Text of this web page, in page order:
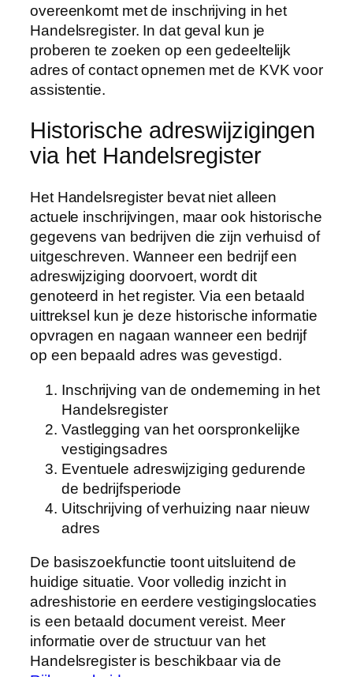
overeenkomt met de inschrijving in het
Handelsregister. In dat geval kun je
proberen te zoeken op een gedeeltelijk
adres of contact opnemen met de KVK voor
assistentie.
Historische adreswijzigingen
via het Handelsregister
Het Handelsregister bevat niet alleen
actuele inschrijvingen, maar ook historische
gegevens van bedrijven die zijn verhuisd of
uitgeschreven. Wanneer een bedrijf een
adreswijziging doorvoert, wordt dit
genoteerd in het register. Via een betaald
uittreksel kun je deze historische informatie
opvragen en nagaan wanneer een bedrijf
op een bepaald adres was gevestigd.
Inschrijving van de onderneming in het
Handelsregister
Vastlegging van het oorspronkelijke
vestigingsadres
Eventuele adreswijziging gedurende
de bedrijfsperiode
Uitschrijving of verhuizing naar nieuw
adres
De basiszoekfunctie toont uitsluitend de
huidige situatie. Voor volledig inzicht in
adreshistorie en eerdere vestigingslocaties
is een betaald document vereist. Meer
informatie over de structuur van het
Handelsregister is beschikbaar via de